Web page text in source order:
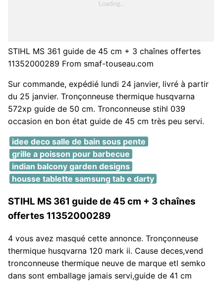
STIHL MS 361 guide de 45 cm + 3 chaînes offertes
11352000289 From smaf-touseau.com
Sur commande, expédié lundi 24 janvier, livré à partir
du 25 janvier. Tronçonneuse thermique husqvarna
572xp guide de 50 cm. Tronconneuse stihl 039
occasion en bon état guide de 45 cm très peu servi.
idee deco salle de bain sous pente
grille a poisson pour barbecue
indian balcony garden designs
housse tablette samsung tab e darty
STIHL MS 361 guide de 45 cm + 3 chaînes
offertes 11352000289
4 vous avez masqué cette annonce. Tronçonneuse
thermique husqvarna 120 mark ii. Cause deces,vend
tronconneuse thermique neuve de marque etl semko
dans sont emballage jamais servi,guide de 41 cm